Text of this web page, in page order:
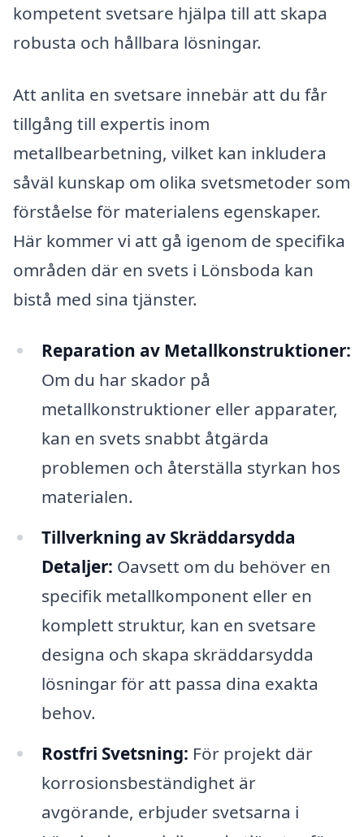
kompetent svetsare hjälpa till att skapa
robusta och hållbara lösningar.
Att anlita en svetsare innebär att du får
tillgång till expertis inom
metallbearbetning, vilket kan inkludera
såväl kunskap om olika svetsmetoder som
förståelse för materialens egenskaper.
Här kommer vi att gå igenom de specifika
områden där en svets i Lönsboda kan
bistå med sina tjänster.
Reparation av Metallkonstruktioner:
Om du har skador på
metallkonstruktioner eller apparater,
kan en svets snabbt åtgärda
problemen och återställa styrkan hos
materialen.
Tillverkning av Skräddarsydda
Detaljer: Oavsett om du behöver en
specifik metallkomponent eller en
komplett struktur, kan en svetsare
designa och skapa skräddarsydda
lösningar för att passa dina exakta
behov.
Rostfri Svetsning: För projekt där
korrosionsbeständighet är
avgörande, erbjuder svetsarna i